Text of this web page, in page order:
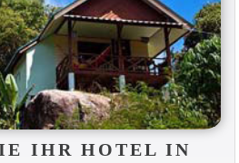
IHR HOTEL IN